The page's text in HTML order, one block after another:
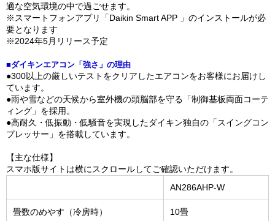
適な空気環境の中で過ごせます。
※スマートフォンアプリ「Daikin Smart APP 」のインストールが必
要となります
※2024年5月リリース予定
■ダイキンエアコン「強さ」の理由
●300以上の厳しいテストをクリアしたエアコンをお客様にお届けし
ています。
●雨や雪などの天候から室外機の頭脳部を守る「制御基板両面コーテ
ィング」を採用。
●高耐久・低振動・低騒音を実現したダイキン独自の「スイングコン
プレッサー」を搭載しています。
【主な仕様】
スマホ版サイトは横にスクロールしてご確認いただけます。
AN286AHP-W
畳数のめやす（冷房時） 10畳